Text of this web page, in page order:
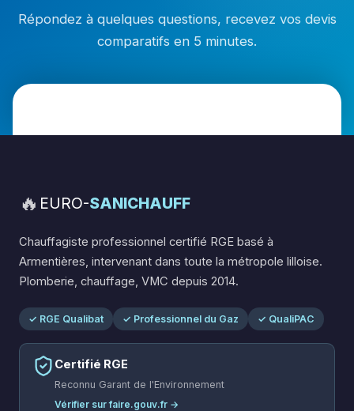
Répondez à quelques questions, recevez vos devis
comparatifs en 5 minutes.
🔥 EURO-SANICHAUFF
Chauffagiste professionnel certifié RGE basé à
Armentières, intervenant dans toute la métropole lilloise.
Plomberie, chauffage, VMC depuis 2014.
✓ RGE Qualibat ✓ Professionnel du Gaz ✓ QualiPAC
Certifié RGE
Reconnu Garant de l'Environnement
Vérifier sur faire.gouv.fr →